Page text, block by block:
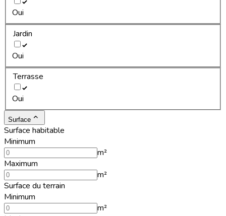
Oui
Jardin
Oui
Terrasse
Oui
Surface
Surface habitable
Minimum
m²
Maximum
m²
Surface du terrain
Minimum
m²